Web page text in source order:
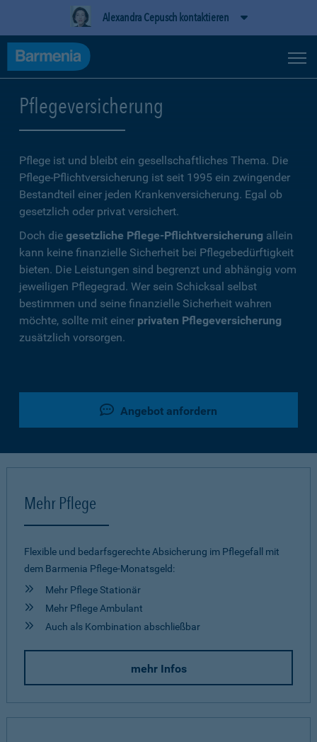
Alexandra Cepusch kontaktieren
Pflegeversicherung
Pflege ist und bleibt ein gesellschaftliches Thema. Die
Pflege-Pflichtversicherung ist seit 1995 ein zwingender
Bestandteil einer jeden Krankenversicherung. Egal ob
gesetzlich oder privat versichert.
Doch die gesetzliche Pflege-Pflichtversicherung allein
kann keine finanzielle Sicherheit bei Pflegebedürftigkeit
bieten. Die Leistungen sind begrenzt und abhängig vom
jeweiligen Pflegegrad. Wer sein Schicksal selbst
bestimmen und seine finanzielle Sicherheit wahren
möchte, sollte mit einer privaten Pflegeversicherung
zusätzlich vorsorgen.
Angebot anfordern
Mehr Pflege
Flexible und bedarfsgerechte Absicherung im Pflegefall mit
dem Barmenia Pflege-Monatsgeld:
Mehr Pflege Stationär
Mehr Pflege Ambulant
Auch als Kombination abschließbar
mehr Infos